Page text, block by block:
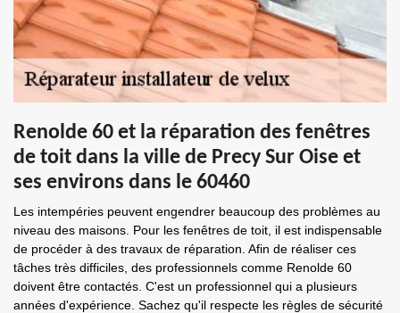
Renolde 60 et la réparation des fenêtres
de toit dans la ville de Precy Sur Oise et
ses environs dans le 60460
Les intempéries peuvent engendrer beaucoup des problèmes au
niveau des maisons. Pour les fenêtres de toit, il est indispensable
de procéder à des travaux de réparation. Afin de réaliser ces
tâches très difficiles, des professionnels comme Renolde 60
doivent être contactés. C'est un professionnel qui a plusieurs
années d'expérience. Sachez qu'il respecte les règles de sécurité